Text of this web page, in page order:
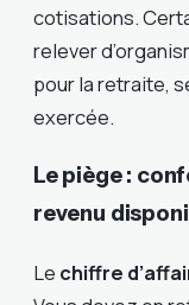
cotisations.
relever
pour la retraite,
exercée.
Le piège :
revenu
Le chiffre